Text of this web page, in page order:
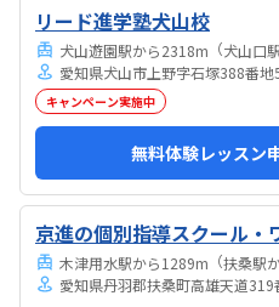
リード進学塾犬山校
犬山遊園駅から2318m （犬山口
愛知県犬山市上野字石塚388番
キャンペーン実施中
無料体験レッスン
京進の個別指導スクール・
木津用水駅から1289m （扶桑駅
愛知県丹羽郡扶桑町高雄天道319